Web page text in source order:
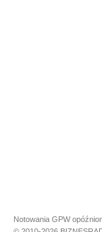
Notowania GPW